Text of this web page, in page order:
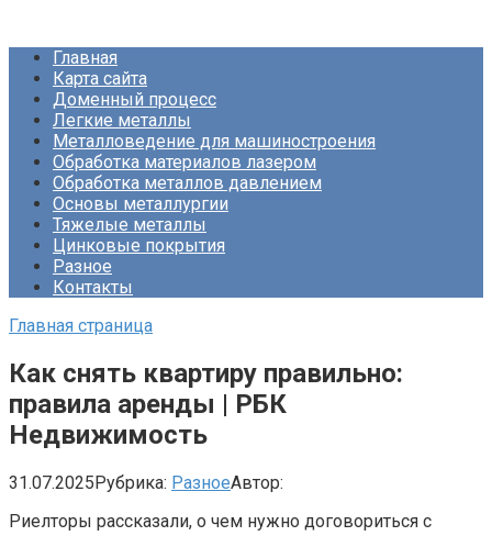
контентуГлавная
Карта сайта
Доменный процесс
Легкие металлы
Металловедение для машиностроения
Обработка материалов лазером
Обработка металлов давлением
Основы металлургии
Тяжелые металлы
Цинковые покрытия
Разное
Контакты
Главная страница
Как снять квартиру правильно:
правила аренды | РБК
Недвижимость
31.07.2025Рубрика: РазноеАвтор:
Риелторы рассказали, о чем нужно договориться с